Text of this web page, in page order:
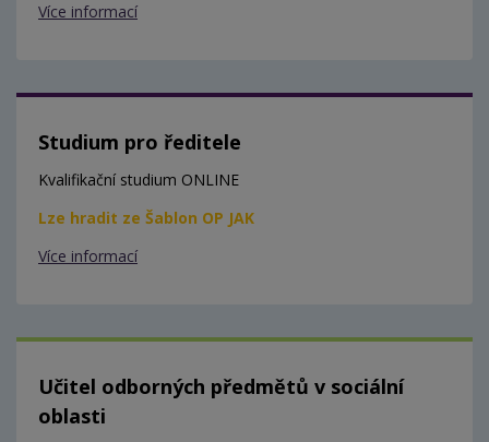
Více informací
Studium pro ředitele
Kvalifikační studium ONLINE
Lze hradit ze Šablon OP JAK
Více informací
Učitel odborných předmětů v sociální
oblasti